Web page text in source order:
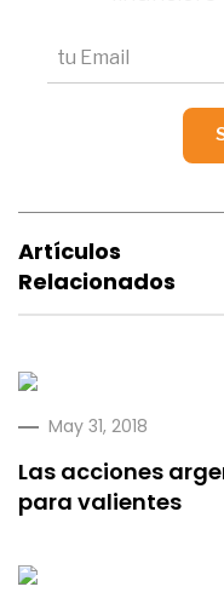
Artículos
Relacionados
May 31, 2018
Las acciones
para valientes